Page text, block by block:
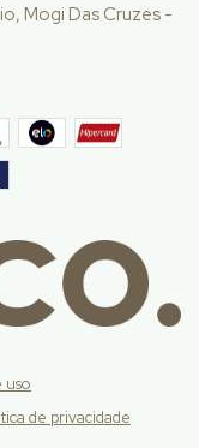
Mogi Das Cruzes -
uso
de privacidade